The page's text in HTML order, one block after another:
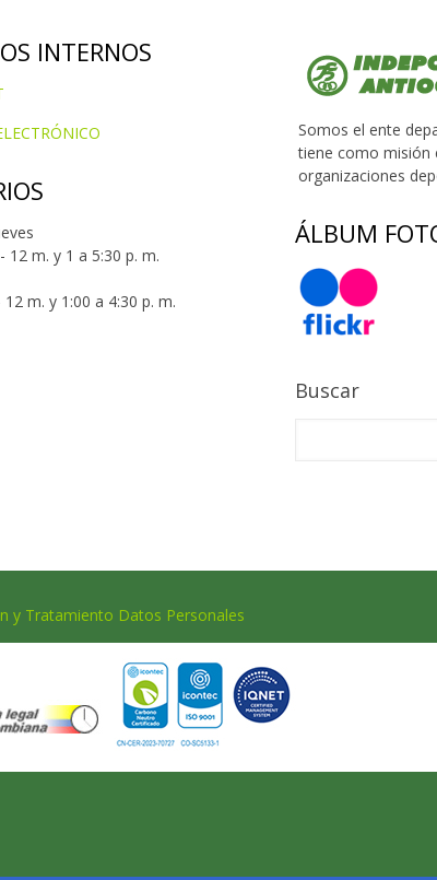
INTERNOS
12 m. y 1 a 5:30 p. m.
12 m. y 1:00 a 4:30 p. m.
Somos el ente
tiene como misión
organizaciones
ÁLBUM
Buscar
y Tratamiento Datos Personales